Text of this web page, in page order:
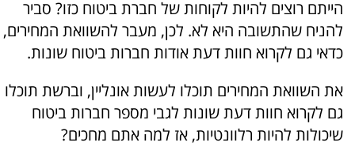
הייתם רוצים להיות לקוחות של חברת ביטוח כזו? סביר
להניח שהתשובה היא לא. לכן, מעבר להשוואת המחירים,
כדאי גם לקרוא חוות דעת אודות חברות ביטוח שונות.
את השוואת המחירים תוכלו לעשות אונליין, וברשת תוכלו
גם לקרוא חוות דעת שונות לגבי מספר חברות ביטוח
שיכולות להיות רלוונטיות, אז למה אתם מחכים?